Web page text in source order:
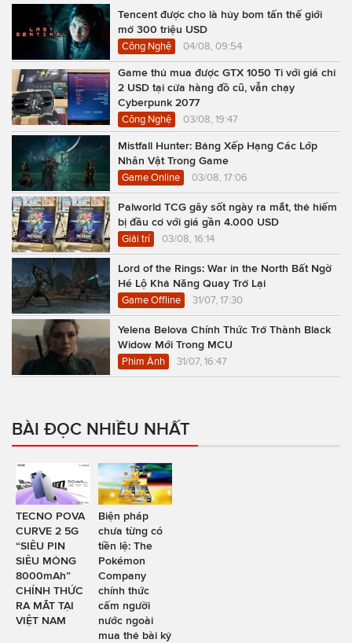
Tencent được cho là hủy bom tấn thế giới
mở 300 triệu USD
Công Nghệ 04/08, 09:54
Game thủ mua được GTX 1050 Ti với giá chỉ
2 USD tại cửa hàng đồ cũ, vẫn chạy
Cyberpunk 2077
Công Nghệ 03/08, 19:47
Mistfall Hunter: Bảng Xếp Hạng Các Lớp
Nhân Vật Trong Game
Game Online 03/08, 17:06
Palworld TCG gây sốt ngày ra mắt, thẻ hiếm
bị đầu cơ với giá gần 4.000 USD
Giải trí 03/08, 16:14
Lord of the Rings: War in the North Bất Ngờ
Hé Lộ Khả Năng Quay Trở Lại
Game Offline 31/07, 17:30
Yelena Belova Chính Thức Trở Thành Black
Widow Mới Trong MCU
Phim Ảnh 31/07, 16:47
BÀI ĐỌC NHIỀU NHẤT
TECNO POVA
CURVE 2 5G
“SIÊU PIN
SIÊU MỎNG
8000mAh”
CHÍNH THỨC
RA MẮT TẠI
VIỆT NAM
Biện pháp
chưa từng có
tiền lệ: The
Pokémon
Company
chính thức
cấm người
nước ngoài
mua thẻ bài kỷ